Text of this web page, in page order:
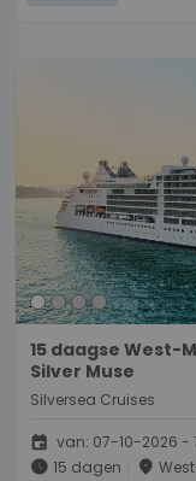
15 daagse West-
Silver Muse
Silversea Cruises
event van: 07-10-2026 -
schedule 15 dagen place